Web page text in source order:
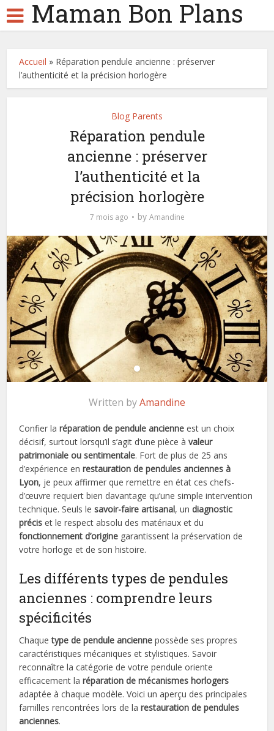
Maman Bon Plans
Accueil » Réparation pendule ancienne : préserver
l’authenticité et la précision horlogère
Blog Parents
Réparation pendule
ancienne : préserver
l’authenticité et la
précision horlogère
7 mois ago by Amandine
Written byAmandine
Confier laréparation de pendule ancienne est un choix
décisif, surtout lorsqu’il s’agit d’une pièce àvaleur
patrimoniale ou sentimentale. Fort de plus de 25 ans
d’expérience enrestauration de pendules anciennes à
Lyon, je peux affirmer que remettre en état ces chefs-
d’œuvre requiert bien davantage qu’une simple intervention
technique. Seuls lesavoir-faire artisanal, undiagnostic
précis et le respect absolu des matériaux et du
fonctionnement d’origine garantissent la préservation de
votre horloge et de son histoire.
Les différents types de pendules
anciennes : comprendre leurs
spécificités
Chaquetype de pendule ancienne possède ses propres
caractéristiques mécaniques et stylistiques. Savoir
reconnaître la catégorie de votre pendule oriente
efficacement laréparation de mécanismes horlogers
adaptée à chaque modèle. Voici un aperçu des principales
familles rencontrées lors de larestauration de pendules
anciennes.